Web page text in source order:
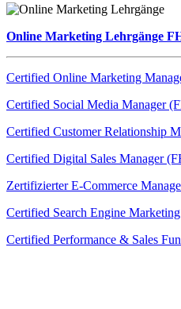
Online Marketing Lehrgänge
Certified Online Marketing
Certified Social Media Manager
Certified Customer Relationship
Certified Digital Sales Manager
Zertifizierter E-Commerce
Certified Search Engine
Certified Performance & Sales